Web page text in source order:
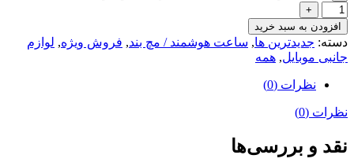
افزودن به سبد خرید
دسته: جدیدترین ها, ساعت هوشمند / مچ بند, فروش ویژه, لوازم
جانبی موبایل, همه
نظرات (0)
نظرات (0)
نقد و بررسی‌ها